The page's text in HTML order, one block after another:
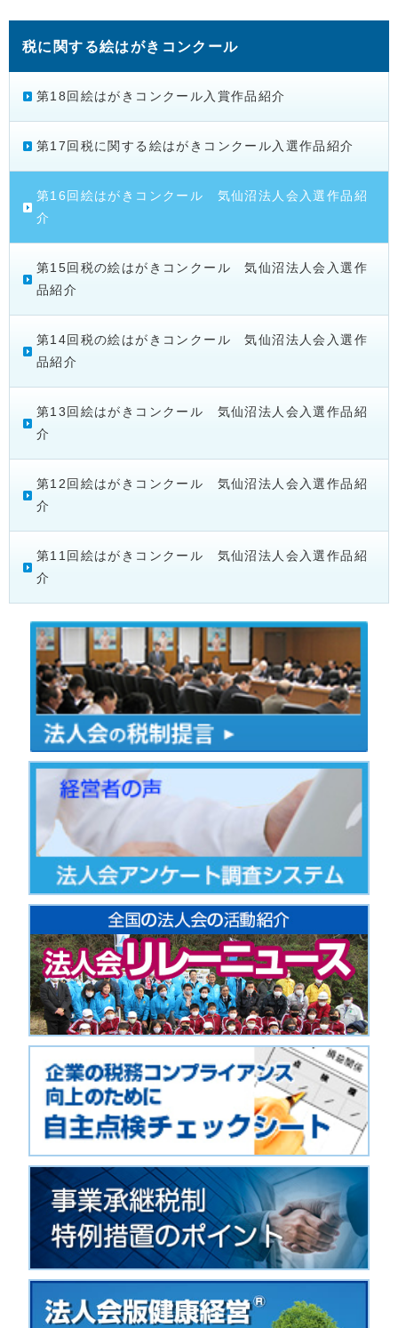
税に関する絵はがきコンクール
第18回絵はがきコンクール入賞作品紹介
第17回税に関する絵はがきコンクール入選作品紹介
第16回絵はがきコンクール 気仙沼法人会入選作品紹
介
第15回税の絵はがきコンクール 気仙沼法人会入選作
品紹介
第14回税の絵はがきコンクール 気仙沼法人会入選作
品紹介
第13回絵はがきコンクール 気仙沼法人会入選作品紹
介
第12回絵はがきコンクール 気仙沼法人会入選作品紹
介
第11回絵はがきコンクール 気仙沼法人会入選作品紹
介